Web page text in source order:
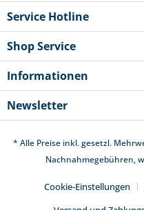
Service Hotline
Shop Service
Informationen
Newsletter
* Alle Preise inkl. gesetzl.
Nachnahmegebühren,
Cookie-Einstellungen